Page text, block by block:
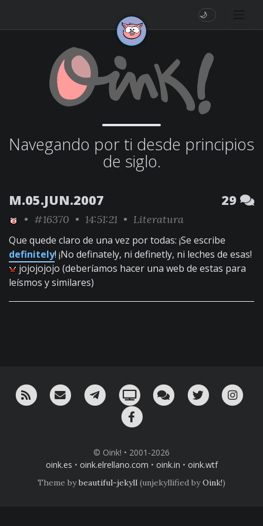
🌙
Navegando por ti desde principios
de siglo.
M.05.JUN.2007 29
• #16370 • 14:51:21 • Literatura
Que quede claro de una vez por todas: ¡Se escribe
definitely! ¡No definately, ni definetly, ni leches de esas!
jojojojojo (deberíamos hacer una web de estas para
leísmos y similares)
RSS ¡Mándame un email!¡Nuestro canal en Telegram!
Oink! TV Charla con nosotros
Twitter
© Oink! • 2001-2026
oink.es • oink.elrellano.com • oink.in • oink.wtf
Theme bybeautiful-jekyll (unjekyllified byOink!)